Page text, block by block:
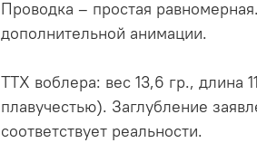
Проводка – простая
дополнительной анимации.
ТТХ воблера: вес 13,6 гр., длина
плавучестью). Заглубление
соответствует реальности.